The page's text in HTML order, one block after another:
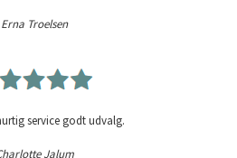
Erna Troelsen
service godt udvalg.
Jalum